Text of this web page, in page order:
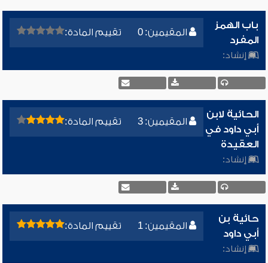
المقيمين: 0 تقييم المادة:
باب الهمز
المفرد
إنشاد:
المقيمين: 3 تقييم المادة:
الحائية لابن
أبي داود في
العقيدة
إنشاد:
المقيمين: 1 تقييم المادة:
حائية بن
أبي داود
إنشاد: